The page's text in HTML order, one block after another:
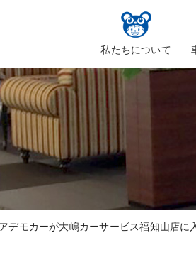
私たちについて
デモカーが大嶋カーサービス福知山店に